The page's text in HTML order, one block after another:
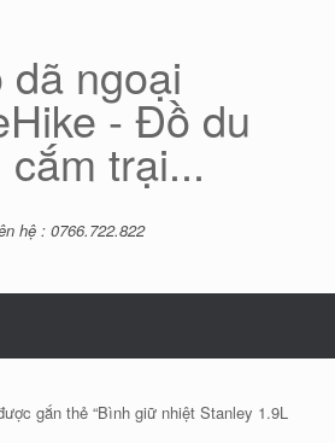
ngoại
- Đồ du
cắm trại...
hệ : 0766.722.822
gắn thẻ “Bình giữ nhiệt Stanley 1.9L